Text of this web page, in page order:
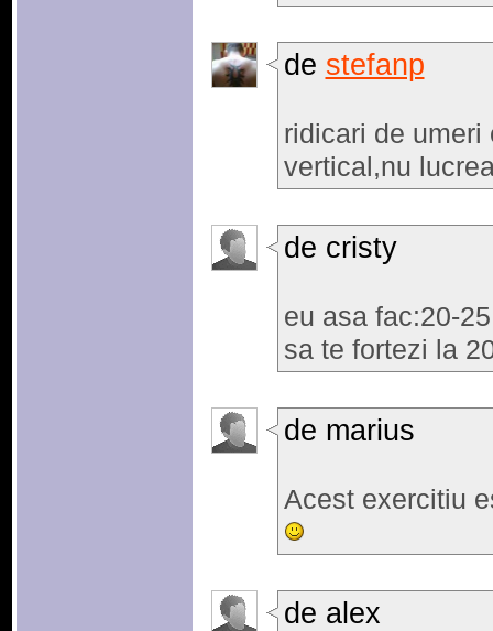
de stefanp
ridicari de umeri
vertical,nu
de cristy
eu asa fac:20-
sa te fortezi la
de marius
Acest exercitiu
de alex